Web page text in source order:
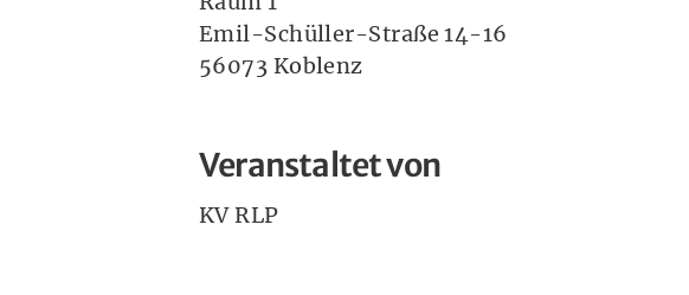
Emil-Schüller-Straße 14-16
56073 Koblenz
Veranstaltet von
KV RLP